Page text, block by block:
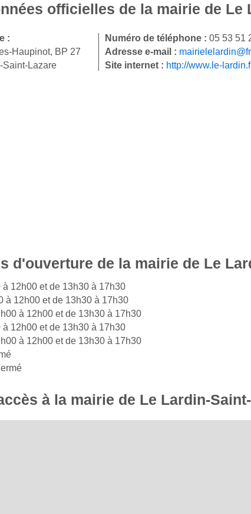
officielles de la mairie de Le
:
Haupinot, BP 27
Saint-Lazare
Numéro de téléphone : 05 53 51
Adresse e-mail :
Site internet : http://www.le-
d'ouverture de la mairie de Le
à 12h00 et de 13h30 à 17h30
à 12h00 et de 13h30 à 17h30
à 12h00 et de 13h30 à 17h30
à 12h00 et de 13h30 à 17h30
à 12h00 et de 13h30 à 17h30
à la mairie de Le Lardin-